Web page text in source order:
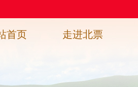
首页 走进北票